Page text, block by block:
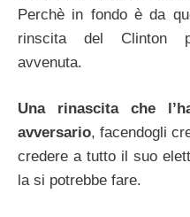
Perchè in fondo è da
rinscita del Clinton
avvenuta.
Una rinascita che
avversario, facendogli
credere a tutto il suo
la si potrebbe fare.